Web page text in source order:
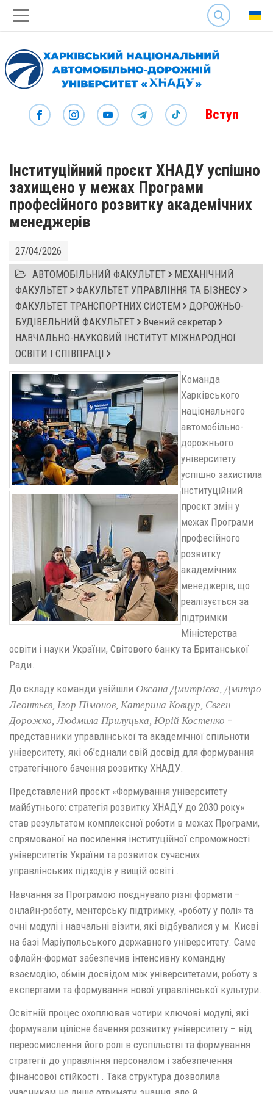
SEARCH
Вступ
Інституційний проєкт ХНАДУ успішно
захищено у межах Програми
професійного розвитку академічних
менеджерів
27/04/2026
АВТОМОБІЛЬНИЙ ФАКУЛЬТЕТ МЕХАНІЧНИЙ
ФАКУЛЬТЕТ ФАКУЛЬТЕТ УПРАВЛІННЯ ТА БІЗНЕСУ
ФАКУЛЬТЕТ ТРАНСПОРТНИХ СИСТЕМ ДОРОЖНЬО-
БУДІВЕЛЬНИЙ ФАКУЛЬТЕТ Вчений секретар
НАВЧАЛЬНО-НАУКОВИЙ ІНСТИТУТ МІЖНАРОДНОЇ
ОСВІТИ І СПІВПРАЦІ
Команда
Харківського
національного
автомобільно-
дорожнього
університету
успішно захистила
інституційний
проєкт змін у
межах Програми
професійного
розвитку
академічних
менеджерів, що
реалізується за
підтримки
Міністерства
освіти і науки України, Світового банку та Британської
Ради.
До складу команди увійшли Оксана Дмитрієва, Дмитро
Леонтьєв, Ігор Пімонов, Катерина Ковцур, Євген
Дорожко, Людмила Прилуцька, Юрій Костенко –
представники управлінської та академічної спільноти
університету, які об’єднали свій досвід для формування
стратегічного бачення розвитку ХНАДУ.
Представлений проєкт «Формування університету
майбутнього: стратегія розвитку ХНАДУ до 2030 року»
став результатом комплексної роботи в межах Програми,
спрямованої на посилення інституційної спроможності
університетів України та розвиток сучасних
управлінських підходів у вищій освіті .
Навчання за Програмою поєднувало різні формати –
онлайн-роботу, менторську підтримку, «роботу у полі» та
очні модулі і навчальні візити, які відбувалися у м. Києві
на базі Маріупольського державного університету. Саме
офлайн-формат забезпечив інтенсивну командну
взаємодію, обмін досвідом між університетами, роботу з
експертами та формування нової управлінської культури.
Освітній процес охоплював чотири ключові модулі, які
формували цілісне бачення розвитку університету – від
переосмислення його ролі в суспільстві та формування
стратегії до управління персоналом і забезпечення
фінансової стійкості . Така структура дозволила